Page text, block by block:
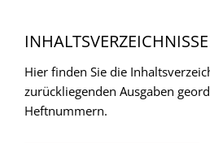
INHALTSVERZEICHNISSE
Hier finden Sie die
zurückliegenden Ausgaben
Heftnummern.